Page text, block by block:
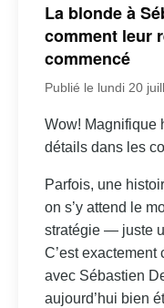
La blonde à
comment leur
commencé
Publié le lundi 20
Wow! Magnifique
détails dans les
Parfois, une
on s’y attend le
stratégie — juste
C’est exactement
avec Sébastien
aujourd’hui bien